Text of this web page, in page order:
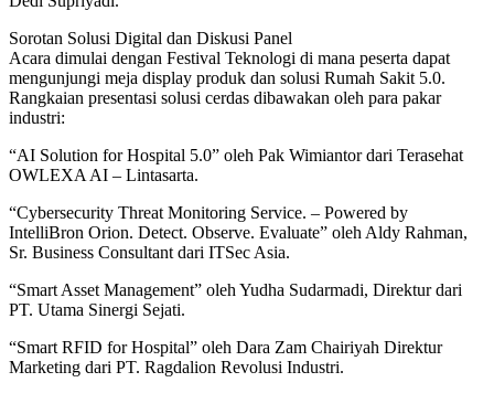
Sorotan Solusi Digital dan Diskusi Panel
Acara dimulai dengan Festival Teknologi di mana peserta dapat
mengunjungi meja display produk dan solusi Rumah Sakit 5.0.
Rangkaian presentasi solusi cerdas dibawakan oleh para pakar
industri:
“AI Solution for Hospital 5.0” oleh Pak Wimiantor dari Terasehat
OWLEXA AI – Lintasarta.
“Cybersecurity Threat Monitoring Service. – Powered by
IntelliBron Orion. Detect. Observe. Evaluate” oleh Aldy Rahman,
Sr. Business Consultant dari ITSec Asia.
“Smart Asset Management” oleh Yudha Sudarmadi, Direktur dari
PT. Utama Sinergi Sejati.
“Smart RFID for Hospital” oleh Dara Zam Chairiyah Direktur
Marketing dari PT. Ragdalion Revolusi Industri.